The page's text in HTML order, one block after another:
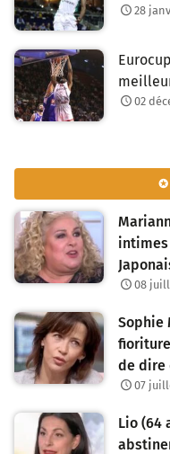
28
02
✪
intimes
08
Sophie
de dire
07
Lio (64